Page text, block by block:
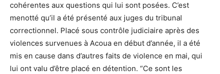
cohérentes aux questions qui lui sont posées. C’est
menotté qu’il a été présenté aux juges du tribunal
correctionnel. Placé sous contrôle judiciaire après des
violences survenues à Acoua en début d’année, il a été
mis en cause dans d’autres faits de violence en mai, qui
lui ont valu d’être placé en détention. “Ce sont les